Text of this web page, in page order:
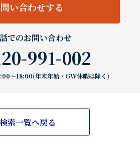
い合わせする
でのお問い合わせ
991-002
〜18:00(年末年始・GW休暇は除く)
検索一覧へ戻る